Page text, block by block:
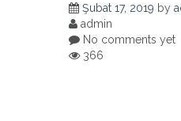
Şubat 17, 2019 by
admin
No comments yet
366